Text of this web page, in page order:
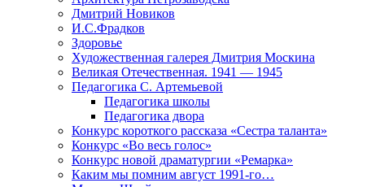
Дмитрий Новиков
И.С.Фрадков
Здоровье
Художественная галерея Дмитрия Москина
Великая Отечественная. 1941 — 1945
Педагогика С. Артемьевой
Педагогика школы
Педагогика двора
Конкурс короткого рассказа «Сестра таланта»
Конкурс «Во весь голос»
Конкурс новой драматургии «Ремарка»
Каким мы помним август 1991-го…